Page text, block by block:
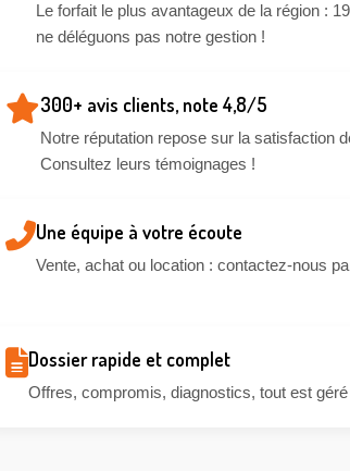
Le forfait le plus avantageux de la région :
ne déléguons pas notre gestion !
300+ avis clients, note 4,8/5
Notre réputation repose sur la satisfaction
Consultez leurs témoignages !
Une équipe à votre écoute
Vente, achat ou location : contactez-nous
Dossier rapide et complet
Offres, compromis, diagnostics, tout est